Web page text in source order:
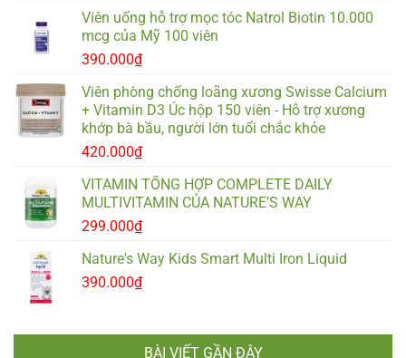
Viên uống hỗ trợ mọc tóc Natrol Biotin 10.000
mcg của Mỹ 100 viên
390.000₫
Viên phòng chống loãng xương Swisse Calcium
+ Vitamin D3 Úc hộp 150 viên - Hỗ trợ xương
khớp bà bầu, người lớn tuổi chắc khỏe
420.000₫
VITAMIN TỔNG HỢP COMPLETE DAILY
MULTIVITAMIN CỦA NATURE’S WAY
299.000₫
Nature's Way Kids Smart Multi Iron Liquid
390.000₫
BÀI VIẾT GẦN ĐÂY